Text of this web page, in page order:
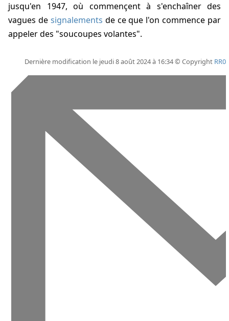
jusqu'en 1947, où commençent à s'enchaîner des
vagues de signalements de ce que l'on commence par
appeler des "soucoupes volantes".
Dernière modification le jeudi 8 août 2024 à 16:34 © Copyright RR0